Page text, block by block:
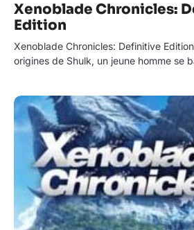
Xenoblade Chronicles:
Edition
Xenoblade Chronicles: Definitive
origines de Shulk, un jeune homme se